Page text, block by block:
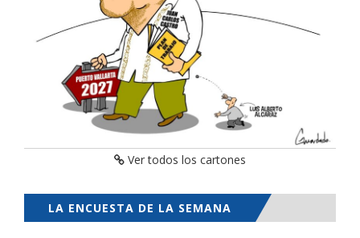
Ver todos los cartones
LA ENCUESTA DE LA SEMANA